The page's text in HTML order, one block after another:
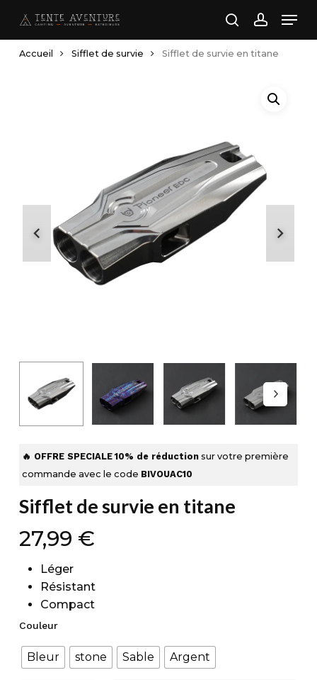
main
content
search
Accueil Sifflet de survie Sifflet de survie en titane
🔥 OFFRE SPECIALE 10% de réduction sur votre première
commande avec le code BIVOUAC10
Sifflet de survie en titane
27,99 €
Léger
Résistant
Compact
Couleur
Bleur stone Sable Argent